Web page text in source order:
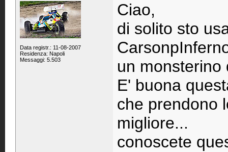
Data registr.: 11-08-2007
Residenza: Napoli
Messaggi: 5.503
Ciao,
di solito sto
un monsterino
E' buona
che prendono
migliore...
conoscete